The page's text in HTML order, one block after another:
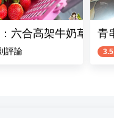
六合高架牛奶草莓農
評論
青
3.5